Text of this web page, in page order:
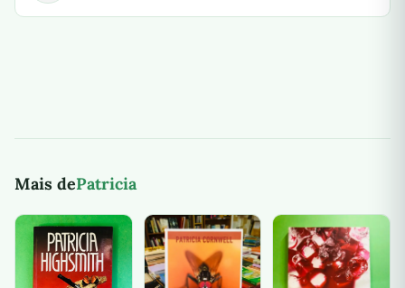
Mais dePatricia